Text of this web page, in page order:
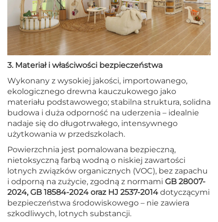
3. Materiał i właściwości bezpieczeństwa
Wykonany z wysokiej jakości, importowanego,
ekologicznego drewna kauczukowego jako
materiału podstawowego; stabilna struktura, solidna
budowa i duża odporność na uderzenia – idealnie
nadaje się do długotrwałego, intensywnego
użytkowania w przedszkolach.
Powierzchnia jest pomalowana bezpieczną,
nietoksyczną farbą wodną o niskiej zawartości
lotnych związków organicznych (VOC), bez zapachu
i odporną na zużycie, zgodną z normami GB 28007-
2024, GB 18584-2024 oraz HJ 2537-2014 dotyczącymi
bezpieczeństwa środowiskowego – nie zawiera
szkodliwych, lotnych substancji.